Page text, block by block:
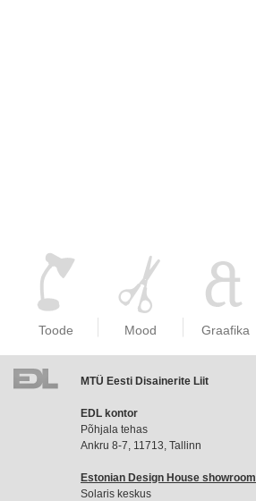
Toode Mood Graafika
liikmemaks
MTÜ Eesti Disainerite Liit
EDL kontor
Põhjala tehas
Ankru 8-7, 11713, Tallinn
Estonian Design House showroom
Solaris keskus